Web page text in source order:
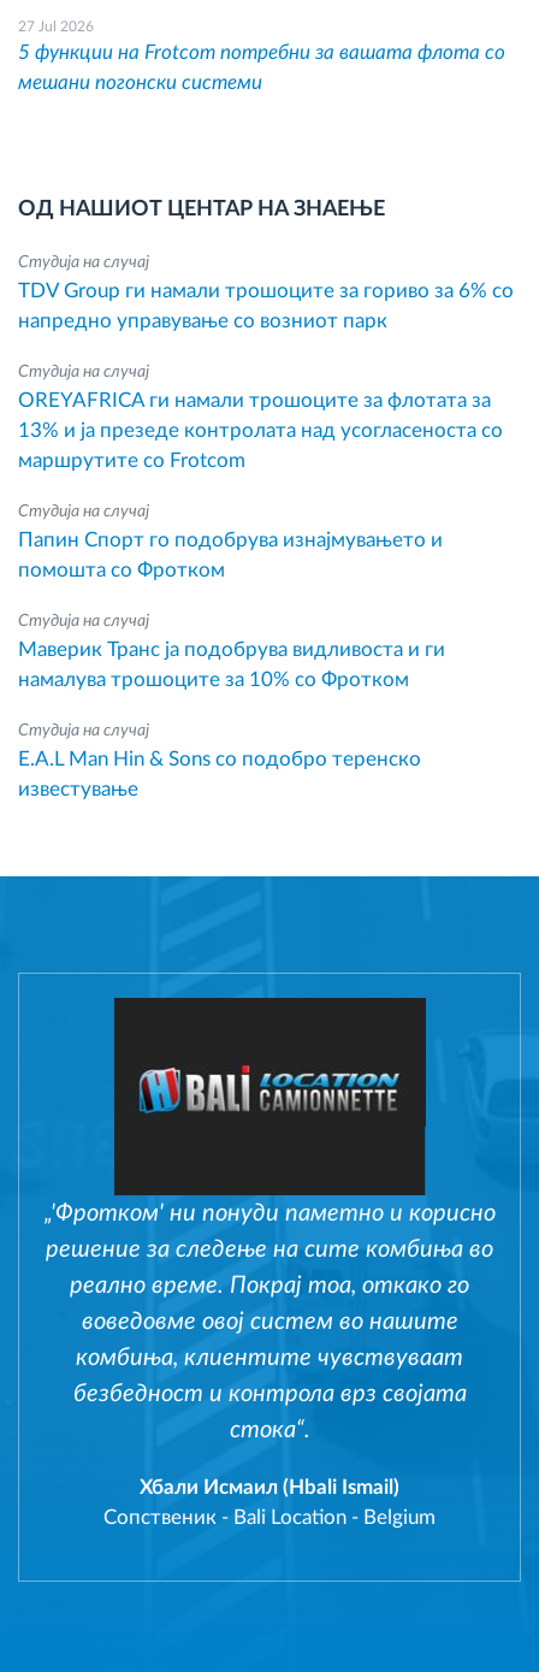
27 Jul 2026
5 функции на Frotcom потребни за вашата флота со
мешани погонски системи
ОД НАШИОТ ЦЕНТАР НА ЗНАЕЊЕ
Студија на случај
TDV Group ги намали трошоците за гориво за 6% со
напредно управување со возниот парк
Студија на случај
OREYAFRICA ги намали трошоците за флотата за
13% и ја презеде контролата над усогласеноста со
маршрутите со Frotcom
Студија на случај
Папин Спорт го подобрува изнајмувањето и
помошта со Фротком
Студија на случај
Маверик Транс ја подобрува видливоста и ги
намалува трошоците за 10% со Фротком
Студија на случај
E.A.L Man Hin & Sons со подобро теренско
известување
„'Фротком' ни понуди паметно и корисно
решение за следење на сите комбиња во
реално време. Покрај тоа, откако го
воведовме овој систем во нашите
комбиња, клиентите чувствуваат
безбедност и контрола врз својата
стока“.
Хбали Исмаил (Hbali Ismail)
Сопственик - Bali Location - Belgium